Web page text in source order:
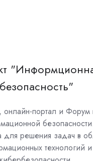
безопасность"
онлайн-портал и Форум
безопасности.
для решения задач в
технологий и